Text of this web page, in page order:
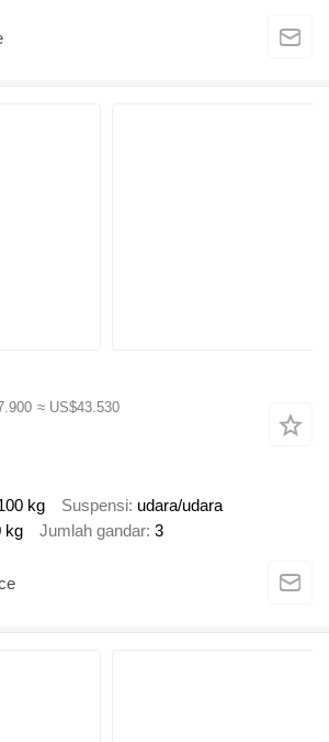
≈ US$43.530
kg Suspensi udara/udara
kg Jumlah gandar 3